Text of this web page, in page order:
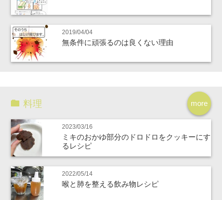
2019/04/04
無条件に頑張るのは良くない理由
more
料理
2023/03/16
ミキのおかゆ部分のドロドロをクッキーにす
るレシピ
2022/05/14
喉と肺を整える飲み物レシピ